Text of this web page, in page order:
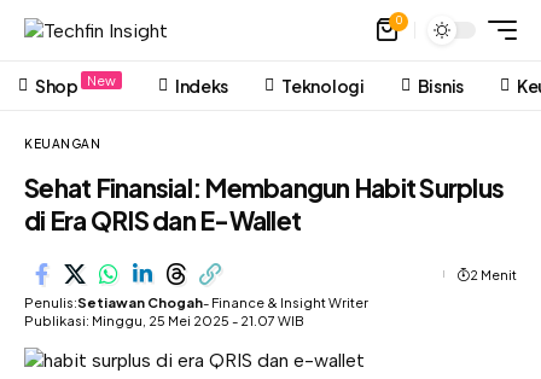
0
Shop New Indeks Teknologi Bisnis
KEUANGAN
Sehat Finansial: Membangun Habit Surplus
di Era QRIS dan E-Wallet
Penulis:Setiawan Chogah- Finance & Insight Writer
Publikasi: Minggu, 25 Mei 2025 - 21.07 WIB
2 Menit